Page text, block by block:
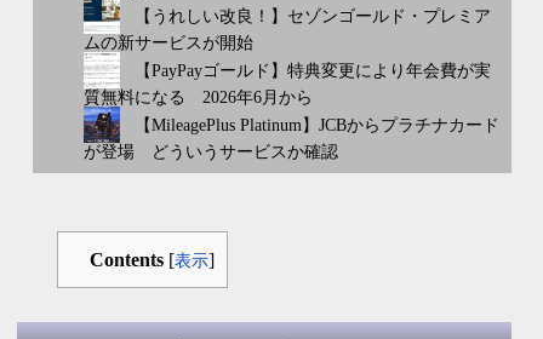
【うれしい改良！】セゾンゴールド・プレミア
ムの新サービスが開始
【PayPayゴールド】特典変更により年会費が実
質無料になる 2026年6月から
【MileagePlus Platinum】JCBからプラチナカード
が登場 どういうサービスか確認
Contents [表示]